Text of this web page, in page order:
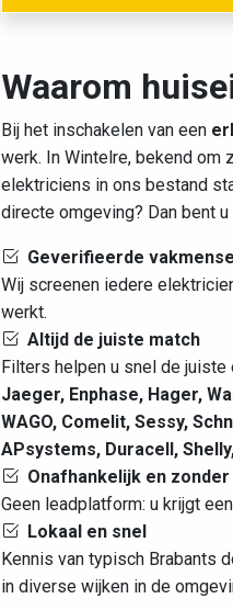
Waarom
Bij het inschakelen van een
werk. In Wintelre, bekend om
elektriciens in ons bestand
directe omgeving? Dan bent
Geverifieerde
Wij screenen iedere
werkt.
Altijd de juiste match
Filters helpen u snel de
Jaeger, Enphase, Hager,
WAGO, Comelit, Sessy,
APsystems, Duracell,
Onafhankelijk en
Geen leadplatform: u krijgt
Lokaal en snel
Kennis van typisch Brabants
in diverse wijken in de